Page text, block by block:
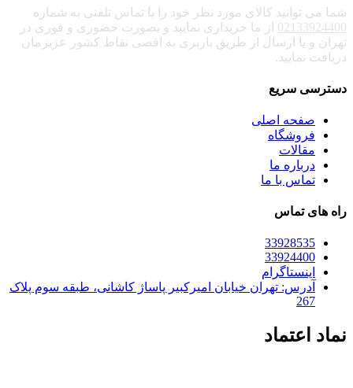
شما می توانید کالای مورد نظر خود را با تماس تلفنی به شماره
02133924400 از ما خریداری نمایید و بصورت حضوری و فوری در
تهران و یا ارسال از طریق باربری به اقصی نقاط کشور عزیزمان
دریافت نمایید.
دسترسی سریع
صفحه اصلی
فروشگاه
مقالات
درباره ما
تماس با ما
راه های تماس
33928535
33924400
اینستاگرام
آدرس: تهران خیابان امیرکبیر پاساژ کاشانی، طبقه سوم پلاک
267
نماد اعتماد